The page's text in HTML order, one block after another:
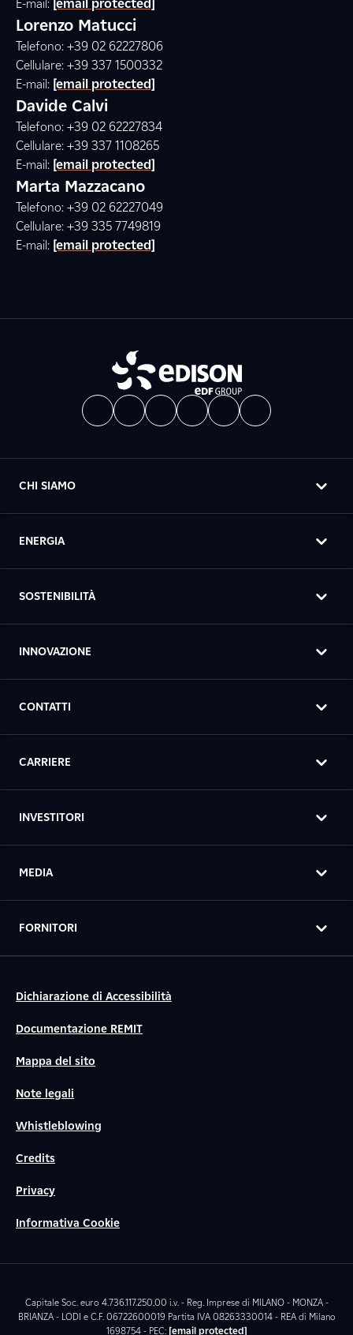
E-mail: [email protected]
Lorenzo Matucci
Telefono: +39 02 62227806
Cellulare: +39 337 1500332
E-mail: [email protected]
Davide Calvi
Telefono: +39 02 62227834
Cellulare: +39 337 1108265
E-mail: [email protected]
Marta Mazzacano
Telefono: +39 02 62227049
Cellulare: +39 335 7749819
E-mail: [email protected]
CHI SIAMO
ENERGIA
SOSTENIBILITÀ
INNOVAZIONE
CONTATTI
CARRIERE
INVESTITORI
MEDIA
FORNITORI
Dichiarazione di Accessibilità
Documentazione REMIT
Mappa del sito
Note legali
Whistleblowing
Credits
Privacy
Informativa Cookie
Capitale Soc. euro 4.736.117.250,00 i.v. - Reg. Imprese di MILANO - MONZA -
BRIANZA - LODI e C.F. 06722600019 Partita IVA 08263330014 - REA di Milano
1698754 - PEC: [email protected]